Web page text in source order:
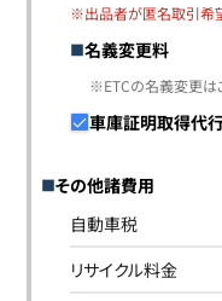
※出品者が匿名取引希
名義変更料
※ETCの名義変更は
車庫証明取得代
その他諸費用
自動車税
リサイクル料金